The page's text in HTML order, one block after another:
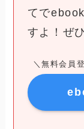
てで
すよ！ぜ
＼無料会員